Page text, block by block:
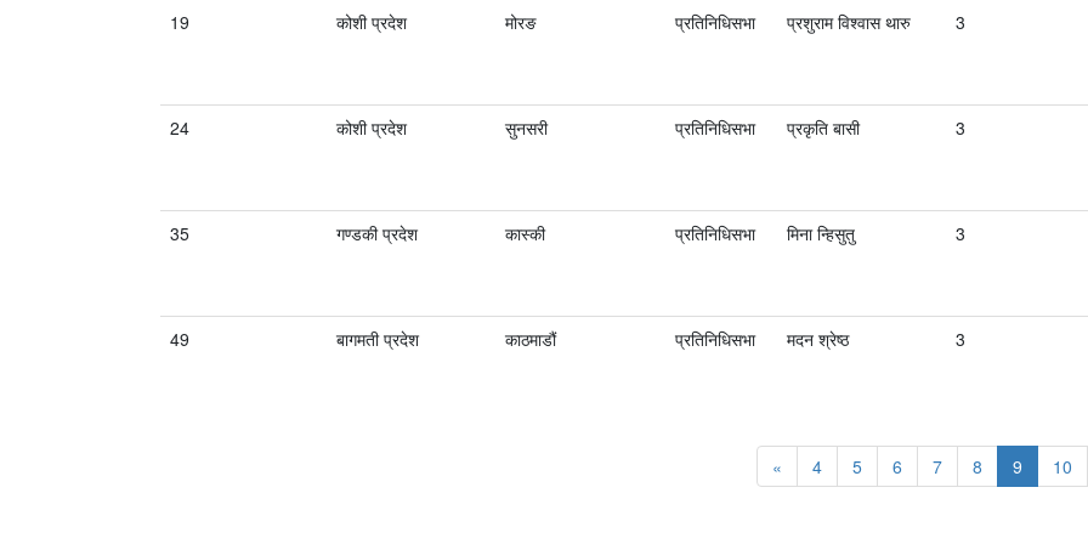
19 कोशी प्रदेश मोरङ प्रतिनिधिसभा प्रशुराम विश्वास थारु 3
24 कोशी प्रदेश सुनसरी प्रतिनिधिसभा प्रकृति बासी 3
35 गण्डकी प्रदेश कास्की प्रतिनिधिसभा मिना न्हिसुतु 3
49 बागमती प्रदेश काठमाडौं प्रतिनिधिसभा मदन श्रेष्ठ 3
« 4 5 6 7 8 9 10